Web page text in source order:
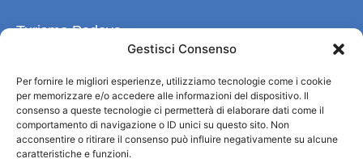
Gestisci Consenso
Per fornire le migliori esperienze, utilizziamo tecnologie come i cookie
per memorizzare e/o accedere alle informazioni del dispositivo. Il
consenso a queste tecnologie ci permetterà di elaborare dati come il
comportamento di navigazione o ID unici su questo sito. Non
acconsentire o ritirare il consenso può influire negativamente su alcune
caratteristiche e funzioni.
Turismo Padova
Informationsbüro und touristenempfang / IAT
Datenschutzbestimmungen
Cookie Policy (UE)
Credits